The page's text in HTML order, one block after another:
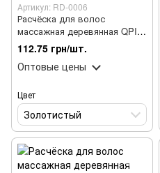
Артикул: RD-0006
Расчёска для волос
массажная деревянная QPI
Professional 20 см RD-0006
112.75 грн/шт.
Оптовые цены
Цвет
Золотистый